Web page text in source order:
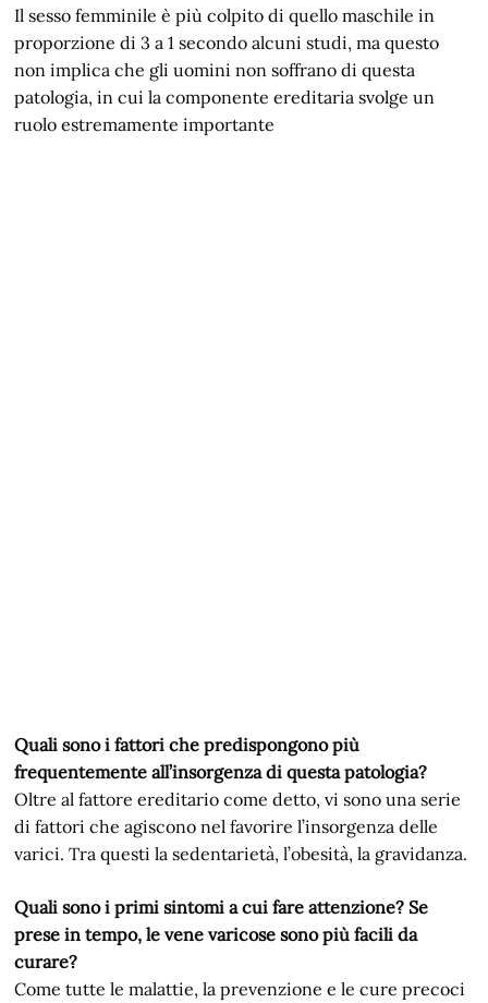
Il sesso femminile è più colpito di quello maschile in
proporzione di 3 a 1 secondo alcuni studi, ma questo
non implica che gli uomini non soffrano di questa
patologia, in cui la componente ereditaria svolge un
ruolo estremamente importante
Quali sono i fattori che predispongono più
frequentemente all’insorgenza di questa patologia?
Oltre al fattore ereditario come detto, vi sono una serie
di fattori che agiscono nel favorire l’insorgenza delle
varici. Tra questi la sedentarietà, l’obesità, la gravidanza.
Quali sono i primi sintomi a cui fare attenzione? Se
prese in tempo, le vene varicose sono più facili da
curare?
Come tutte le malattie, la prevenzione e le cure precoci